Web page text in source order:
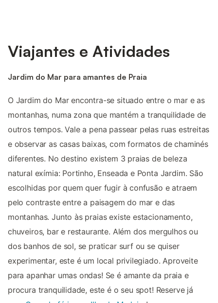
Viajantes e Atividades
Jardim do Mar para amantes de Praia
O Jardim do Mar encontra-se situado entre o mar e as
montanhas, numa zona que mantém a tranquilidade de
outros tempos. Vale a pena passear pelas ruas estreitas
e observar as casas baixas, com formatos de chaminés
diferentes. No destino existem 3 praias de beleza
natural exímia: Portinho, Enseada e Ponta Jardim. São
escolhidas por quem quer fugir à confusão e atraem
pelo contraste entre a paisagem do mar e das
montanhas. Junto às praias existe estacionamento,
chuveiros, bar e restaurante. Além dos mergulhos ou
dos banhos de sol, se praticar surf ou se quiser
experimentar, este é um local privilegiado. Aproveite
para apanhar umas ondas! Se é amante da praia e
procura tranquilidade, este é o seu spot! Reserve já